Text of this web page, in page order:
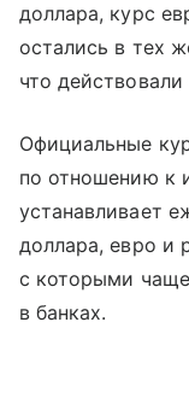
доллара, курс
остались в тех
что
Официальные
по отношению к
устанавливает
доллара, евро и
с которыми
в банках.